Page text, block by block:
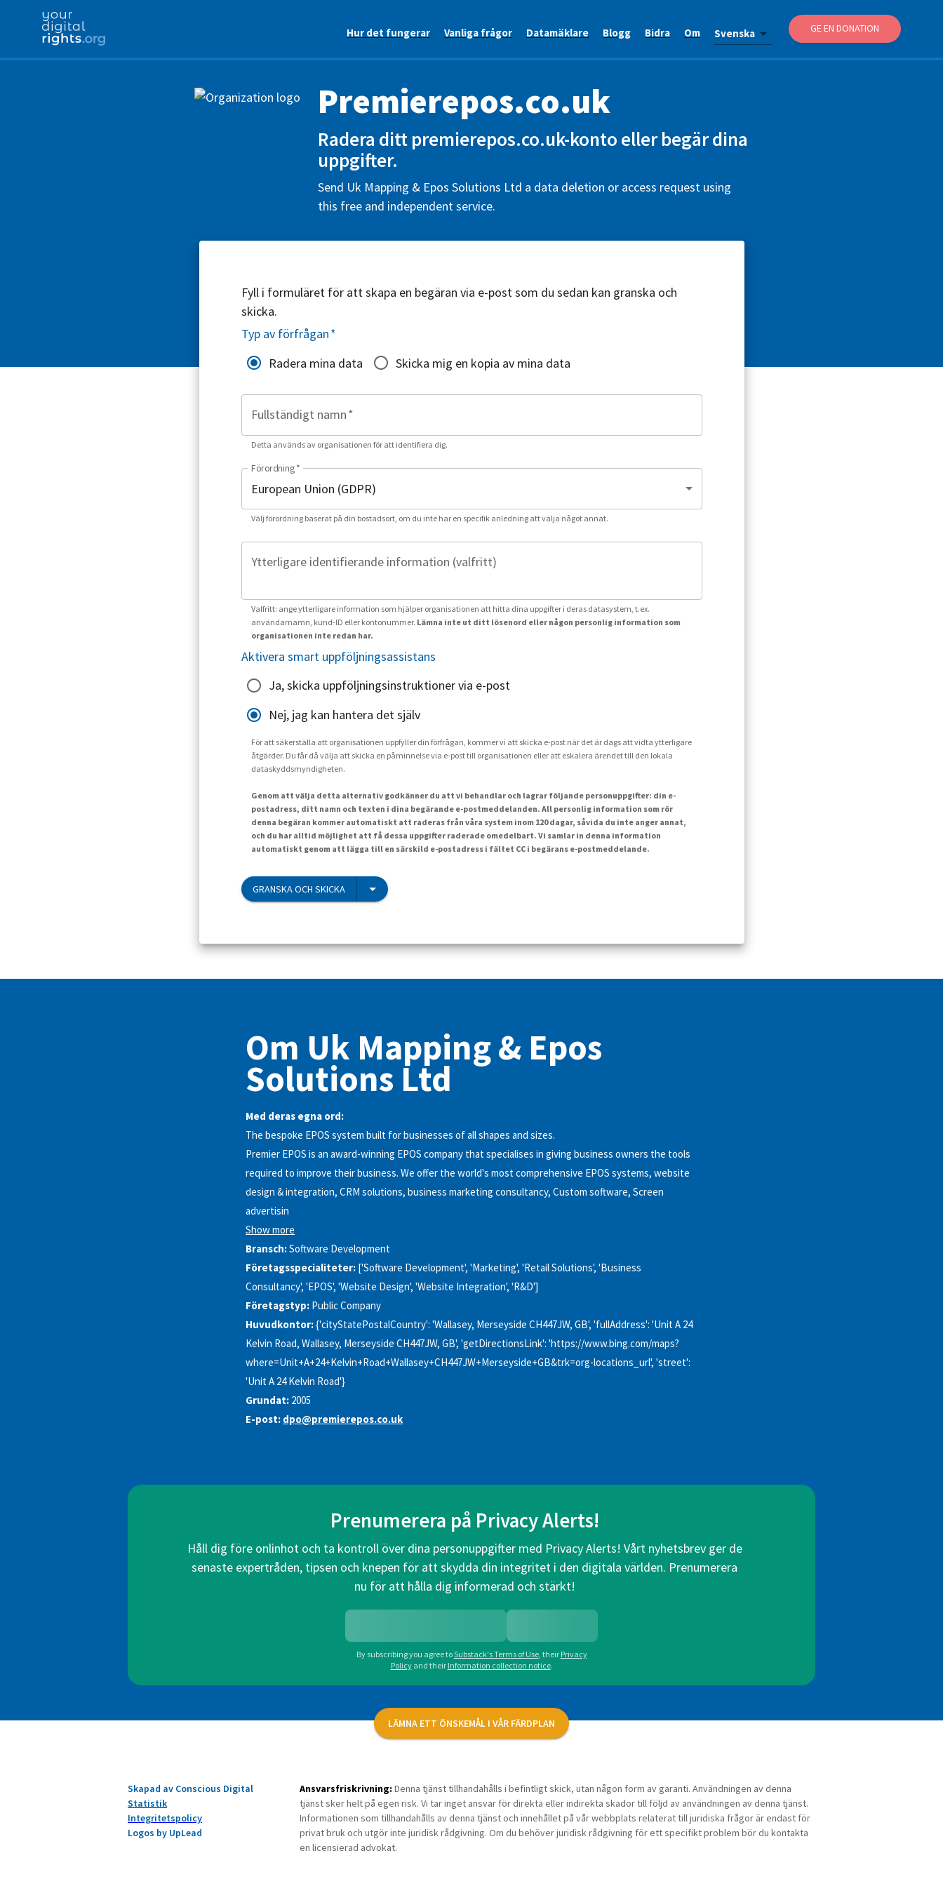
Hur det fungerar Vanliga frågor Datamäklare Blogg Bidra Om Svenska GE EN DONATION
Premierepos.co.uk
Radera ditt premierepos.co.uk-konto eller begär dina
uppgifter.
Send Uk Mapping & Epos Solutions Ltd a data deletion or access request using
this free and independent service.
Fyll i formuläret för att skapa en begäran via e-post som du sedan kan granska och
skicka.
Typ av förfrågan*
Radera mina data
Skicka mig en kopia av mina data
Fullständigt namn*
Detta används av organisationen för att identifiera dig.
Förordning*
Välj förordning baserat på din bostadsort, om du inte har en specifik anledning att välja något annat.
Ytterligare identifierande information (valfritt)
Valfritt: ange ytterligare information som hjälper organisationen att hitta dina uppgifter i deras datasystem, t.ex.
användarnamn, kund-ID eller kontonummer. Lämna inte ut ditt lösenord eller någon personlig information som
organisationen inte redan har.
Aktivera smart uppföljningsassistans
Ja, skicka uppföljningsinstruktioner via e-post
Nej, jag kan hantera det själv
För att säkerställa att organisationen uppfyller din förfrågan, kommer vi att skicka e-post när det är dags att vidta ytterligare
åtgärder. Du får då välja att skicka en påminnelse via e-post till organisationen eller att eskalera ärendet till den lokala
dataskyddsmyndigheten.
Genom att välja detta alternativ godkänner du att vi behandlar och lagrar följande personuppgifter: din e-
postadress, ditt namn och texten i dina begärande e-postmeddelanden. All personlig information som rör
denna begäran kommer automatiskt att raderas från våra system inom 120 dagar, såvida du inte anger annat,
och du har alltid möjlighet att få dessa uppgifter raderade omedelbart. Vi samlar in denna information
automatiskt genom att lägga till en särskild e-postadress i fältet CC i begärans e-postmeddelande.
GRANSKA OCH SKICKA
Om Uk Mapping & Epos
Solutions Ltd
Med deras egna ord:
The bespoke EPOS system built for businesses of all shapes and sizes.
Premier EPOS is an award-winning EPOS company that specialises in giving business owners the tools
required to improve their business. We offer the world's most comprehensive EPOS systems, website
design & integration, CRM solutions, business marketing consultancy, Custom software, Screen
advertisin
Show more
Bransch:Software Development
Företagsspecialiteter: ['Software Development', 'Marketing', 'Retail Solutions', 'Business
Consultancy', 'EPOS', 'Website Design', 'Website Integration', 'R&D']
Företagstyp: Public Company
Huvudkontor:{'cityStatePostalCountry': 'Wallasey, Merseyside CH447JW, GB', 'fullAddress': 'Unit A 24
Kelvin Road, Wallasey, Merseyside CH447JW, GB', 'getDirectionsLink': 'https://www.bing.com/maps?
where=Unit+A+24+Kelvin+Road+Wallasey+CH447JW+Merseyside+GB&trk=org-locations_url', 'street':
'Unit A 24 Kelvin Road'}
Grundat: 2005
E-post: dpo@premierepos.co.uk
Prenumerera på Privacy Alerts!
Håll dig före onlinhot och ta kontroll över dina personuppgifter med Privacy Alerts! Vårt nyhetsbrev ger de
senaste expertråden, tipsen och knepen för att skydda din integritet i den digitala världen. Prenumerera
nu för att hålla dig informerad och stärkt!
By subscribing you agree toSubstack's Terms of Use, their Privacy
Policy and their Information collection notice.
LÄMNA ETT ÖNSKEMÅL I VÅR FÄRDPLAN
Skapad av Conscious Digital
Statistik
Integritetspolicy
Logos by UpLead
Ansvarsfriskrivning: Denna tjänst tillhandahålls i befintligt skick, utan någon form av garanti. Användningen av denna
tjänst sker helt på egen risk. Vi tar inget ansvar för direkta eller indirekta skador till följd av användningen av denna tjänst.
Informationen som tillhandahålls av denna tjänst och innehållet på vår webbplats relaterat till juridiska frågor är endast för
privat bruk och utgör inte juridisk rådgivning. Om du behöver juridisk rådgivning för ett specifikt problem bör du kontakta
en licensierad advokat.